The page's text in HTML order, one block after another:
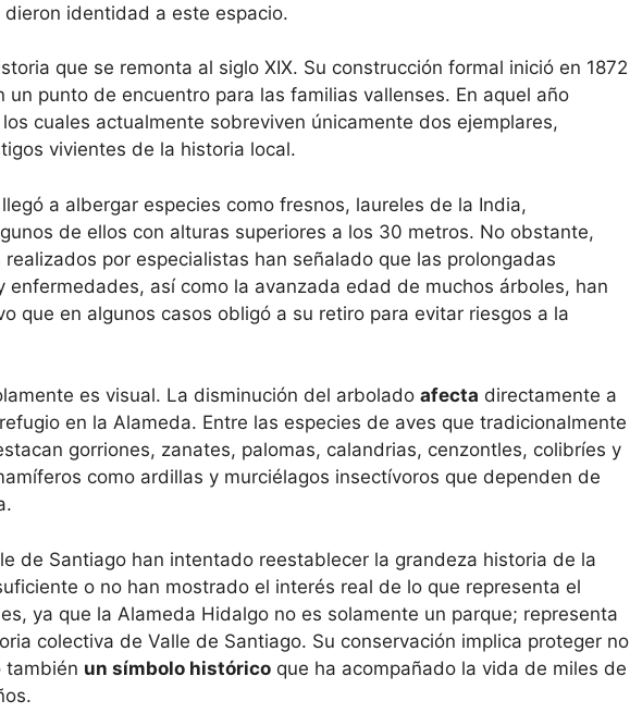
identidad a este espacio.
que se remonta al siglo XIX. Su construcción formal inició en 1872
punto de encuentro para las familias vallenses. En aquel año
cuales actualmente sobreviven únicamente dos ejemplares,
vivientes de la historia local.
a albergar especies como fresnos, laureles de la India,
de ellos con alturas superiores a los 30 metros. No obstante,
por especialistas han señalado que las prolongadas
enfermedades, así como la avanzada edad de muchos árboles, han
que en algunos casos obligó a su retiro para evitar riesgos a la
es visual. La disminución del arbolado afecta directamente a
en la Alameda. Entre las especies de aves que tradicionalmente
gorriones, zanates, palomas, calandrias, cenzontles, colibríes y
como ardillas y murciélagos insectívoros que dependen de
de Santiago han intentado reestablecer la grandeza historia de la
o no han mostrado el interés real de lo que representa el
ya que la Alameda Hidalgo no es solamente un parque; representa
colectiva de Valle de Santiago. Su conservación implica proteger no
también un símbolo histórico que ha acompañado la vida de miles de